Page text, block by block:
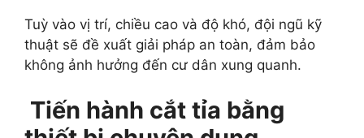
Tuỳ vào vị trí, chiều cao và độ khó, đội ngũ kỹ
thuật sẽ đề xuất giải pháp an toàn, đảm bảo
không ảnh hưởng đến cư dân xung quanh.
Tiến hành cắt tỉa bằng